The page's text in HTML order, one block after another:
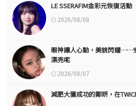
LE SSERAFIM金彩元恢復活
2026/08/08
眼神讓人心動，美貌閃耀……
漂亮呢
2026/08/07
減肥大獲成功的鄭妍，在